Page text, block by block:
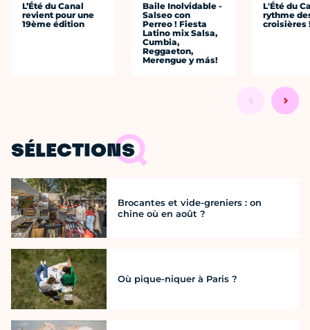
L’Été du Canal
revient pour une
19ème édition
Baile Inolvidable -
Salseo con
Perreo ! Fiesta
Latino mix Salsa,
Cumbia,
Reggaeton,
Merengue y más!
L'Été du
rythme
croisières
SÉLECTIONS
Brocantes et vide-greniers : on
chine où en août ?
Où pique-niquer à Paris ?